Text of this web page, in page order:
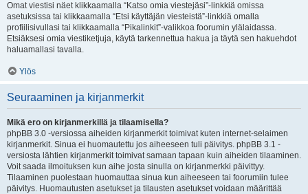
Omat viestisi näet klikkaamalla “Katso omia viestejäsi”-linkkiä omissa
asetuksissa tai klikkaamalla “Etsi käyttäjän viesteistä”-linkkiä omalla
profiilisivullasi tai klikkaamalla “Pikalinkit”-valikkoa foorumin ylälaidassa.
Etsiäksesi omia viestiketjuja, käytä tarkennettua hakua ja täytä sen hakuehdot
haluamallasi tavalla.
Ylös
Seuraaminen ja kirjanmerkit
Mikä ero on kirjanmerkillä ja tilaamisella?
phpBB 3.0 -versiossa aiheiden kirjanmerkit toimivat kuten internet-selaimen
kirjanmerkit. Sinua ei huomautettu jos aiheeseen tuli päivitys. phpBB 3.1 -
versiosta lähtien kirjanmerkit toimivat samaan tapaan kuin aiheiden tilaaminen.
Voit saada ilmoituksen kun aihe josta sinulla on kirjanmerkki päivittyy.
Tilaaminen puolestaan huomauttaa sinua kun aiheeseen tai foorumiin tulee
päivitys. Huomautusten asetukset ja tilausten asetukset voidaan määrittää